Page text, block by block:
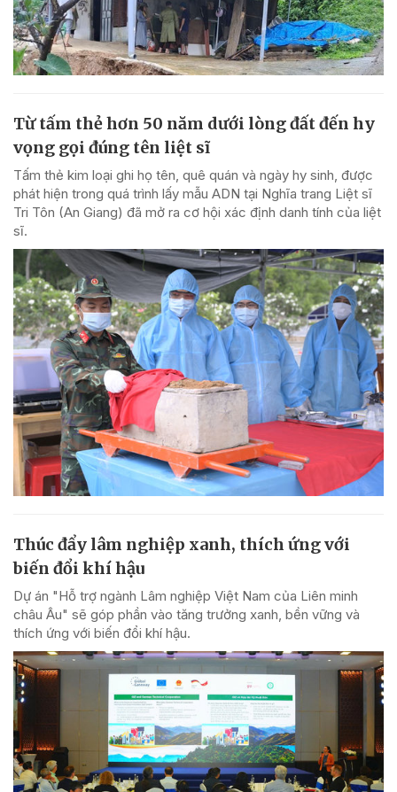
Từ tấm thẻ hơn 50 năm dưới lòng đất đến hy
vọng gọi đúng tên liệt sĩ
Tấm thẻ kim loại ghi họ tên, quê quán và ngày hy sinh, được
phát hiện trong quá trình lấy mẫu ADN tại Nghĩa trang Liệt sĩ
Tri Tôn (An Giang) đã mở ra cơ hội xác định danh tính của liệt
sĩ.
Thúc đẩy lâm nghiệp xanh, thích ứng với
biến đổi khí hậu
Dự án "Hỗ trợ ngành Lâm nghiệp Việt Nam của Liên minh
châu Âu" sẽ góp phần vào tăng trưởng xanh, bền vững và
thích ứng với biến đổi khí hậu.